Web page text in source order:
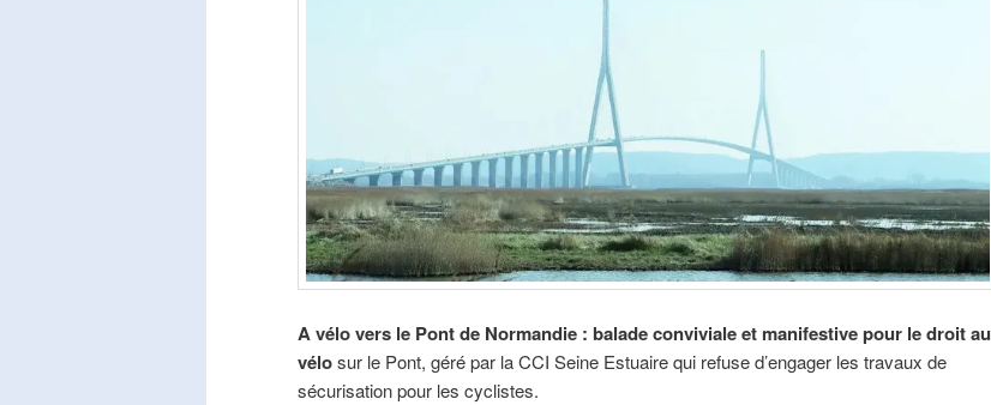
A vélo vers le Pont de Normandie : balade conviviale et manifestivepour le droit au
vélosur le Pont, géré par la CCI Seine Estuaire qui refuse d’engager les travaux de
sécurisation pour les cyclistes.